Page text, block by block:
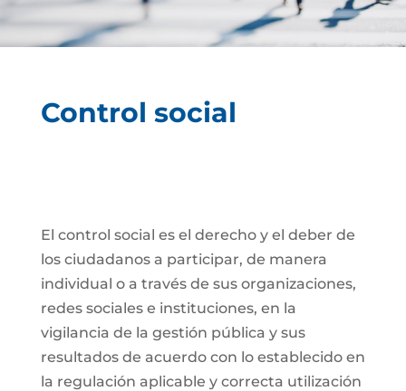
Control social
El control social es el derecho y el deber de
los ciudadanos a participar, de manera
individual o a través de sus organizaciones,
redes sociales e instituciones, en la
vigilancia de la gestión pública y sus
resultados de acuerdo con lo establecido en
la regulación aplicable y correcta utilización